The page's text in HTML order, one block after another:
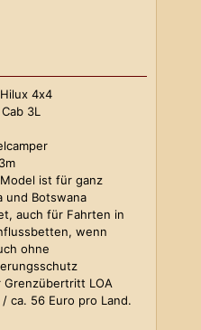
4x4
3L
ist für ganz
und Botswana
auch für Fahrten in
wenn
ohne
Grenzübertritt LOA
ca. 56 Euro pro Land.